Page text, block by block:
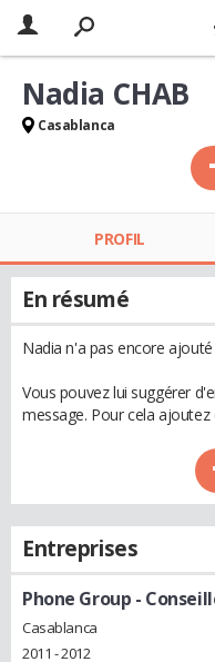
Nadia CHAB
Casablanca
PROFIL
En résumé
Nadia n'a pas encore
Vous pouvez lui suggérer
message. Pour cela
Entreprises
Phone Group -
Casablanca
2011 - 2012